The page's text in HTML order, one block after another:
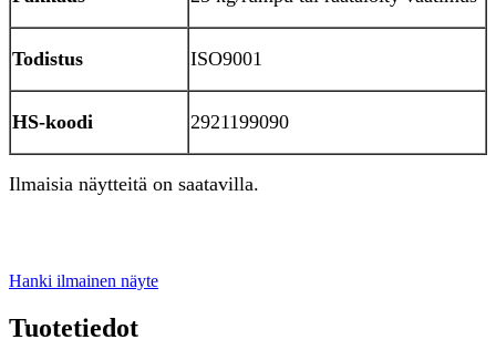
Todistus ISO9001
HS-koodi 2921199090
Ilmaisia ​​näytteitä on saatavilla.
Hanki ilmainen näyte
Tuotetiedot